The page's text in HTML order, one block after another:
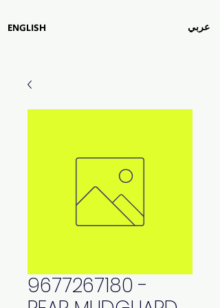
عربي ENGLISH
9677267180 -